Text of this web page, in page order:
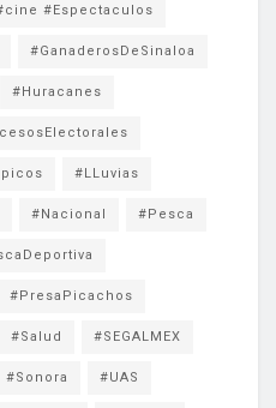
#Espectaculos
#GanaderosDeSinaloa
#Huracanes
#LLuvias
#Nacional #Pesca
#PresaPicachos
#Salud #SEGALMEX
#Sonora #UAS